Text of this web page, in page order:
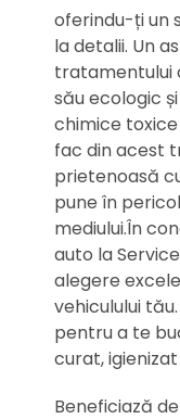
oferindu-ți un
la detalii. Un
tratamentului
său ecologic
chimice
fac din acest
prietenoasă
pune în
mediului.În
auto la
alegere
vehiculului
pentru a te
curat,
Beneficiază